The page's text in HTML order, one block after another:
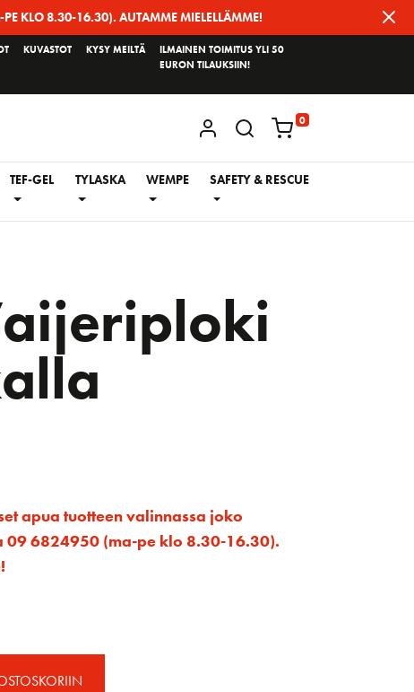
PE KLO 8.30-16.30). AUTAMME MIELELLÄMME!
KUVASTOT KYSY MEILTÄ
ILMAINEN TOIMITUS YLI 50
EURON TILAUKSIIN!
KIRJAUDU / REKISTERÖIDY
0
TEF-GEL TYLASKA WEMPE SAFETY & RESCUE
apua tuotteen valinnassa joko
09 6824950 (ma-pe klo 8.30-16.30).